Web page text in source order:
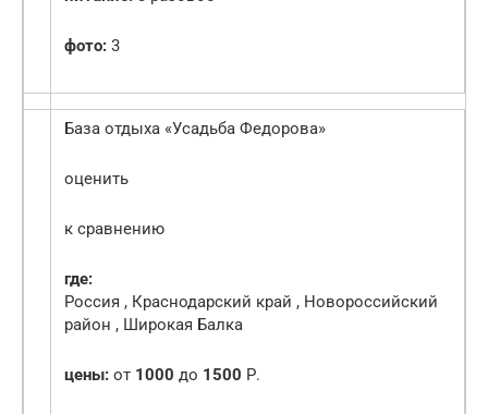
фото: 3
База отдыха «Усадьба Федорова»
оценить
к сравнению
где:
Россия , Краснодарский край , Новороссийский
район , Широкая Балка
цены: от 1000 до 1500 Р.